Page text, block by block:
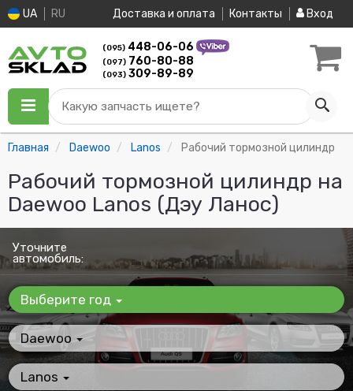
UA RU Доставка и оплата Контакты Вход
(095) 448-06-06
(097) 760-80-88
(093) 309-89-89
Какую запчасть ищете?
Главная Daewoo Lanos Рабочий тормозной цилиндр
Рабочий тормозной цилиндр на
Daewoo Lanos (Дэу Ланос)
Уточните
автомобиль:
Выберите год
Daewoo
Lanos